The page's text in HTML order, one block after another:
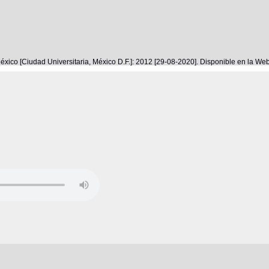
[Ciudad Universitaria, México D.F.]: 2012 [29-08-2020]. Disponible en la